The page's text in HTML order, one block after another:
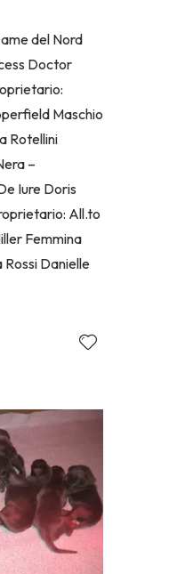
del Nord
Doctor
Maschio
Rotellini
–
Iure Doris
All.to
Femmina
Danielle